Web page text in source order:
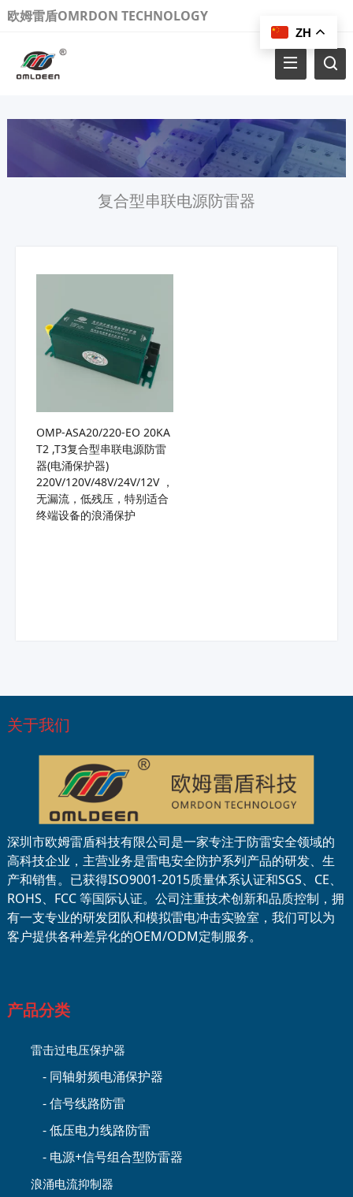
欧姆雷盾OMRDON TECHNOLOGY
复合型串联电源防雷器
OMP-ASA20/220-EO 20KA
T2 ,T3复合型串联电源防雷
器(电涌保护器)
220V/120V/48V/24V/12V ，
无漏流，低残压，特别适合
终端设备的浪涌保护
关于我们
深圳市欧姆雷盾科技有限公司是一家专注于防雷安全领域的
高科技企业，主营业务是雷电安全防护系列产品的研发、生
产和销售。已获得ISO9001-2015质量体系认证和SGS、CE、
ROHS、FCC 等国际认证。公司注重技术创新和品质控制，拥
有一支专业的研发团队和模拟雷电冲击实验室，我们可以为
客户提供各种差异化的OEM/ODM定制服务。
产品分类
雷击过电压保护器
- 同轴射频电涌保护器
- 信号线路防雷
- 低压电力线路防雷
- 电源+信号组合型防雷器
浪涌电流抑制器
ZH